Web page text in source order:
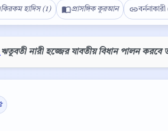
হাদিস (1) প্রাসঙ্গিক কুরআন
ঋতুবতী নারী হজ্জের যাবতীয় বিধান পালন করবে
Copy